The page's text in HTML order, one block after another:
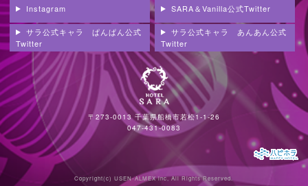
Instagram SARA＆Vanilla公式Twitter
サラ公式キャラ ぱんぱん公式
Twitter
サラ公式キャラ あんあん公式
Twitter
〒273-0013 千葉県船橋市若松1-1-26
047-431-0083
Copyright(c)USEN-ALMEX inc,All Rights Reserved.